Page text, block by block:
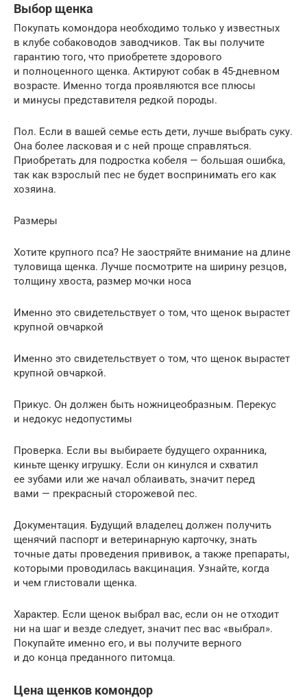
Выбор щенка
Покупать комондора необходимо только у известных
в клубе собаководов заводчиков. Так вы получите
гарантию того, что приобретете здорового
и полноценного щенка. Актируют собак в 45-дневном
возрасте. Именно тогда проявляются все плюсы
и минусы представителя редкой породы.
Пол. Если в вашей семье есть дети, лучше выбрать суку.
Она более ласковая и с ней проще справляться.
Приобретать для подростка кобеля — большая ошибка,
так как взрослый пес не будет воспринимать его как
хозяина.
Размеры
Хотите крупного пса? Не заостряйте внимание на длине
туловища щенка. Лучше посмотрите на ширину резцов,
толщину хвоста, размер мочки носа
Именно это свидетельствует о том, что щенок вырастет
крупной овчаркой
Именно это свидетельствует о том, что щенок вырастет
крупной овчаркой.
Прикус. Он должен быть ножницеобразным. Перекус
и недокус недопустимы
Проверка. Если вы выбираете будущего охранника,
киньте щенку игрушку. Если он кинулся и схватил
ее зубами или же начал облаивать, значит перед
вами — прекрасный сторожевой пес.
Документация. Будущий владелец должен получить
щенячий паспорт и ветеринарную карточку, знать
точные даты проведения прививок, а также препараты,
которыми проводилась вакцинация. Узнайте, когда
и чем глистовали щенка.
Характер. Если щенок выбрал вас, если он не отходит
ни на шаг и везде следует, значит пес вас «выбрал».
Покупайте именно его, и вы получите верного
и до конца преданного питомца.
Цена щенков комондор